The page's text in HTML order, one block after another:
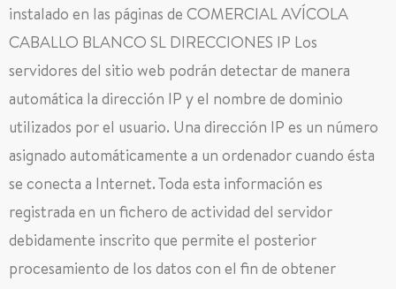
instalado en las páginas de COMERCIAL AVÍCOLA
CABALLO BLANCO SL DIRECCIONES IP Los
servidores del sitio web podrán detectar de manera
automática la dirección IP y el nombre de dominio
utilizados por el usuario. Una dirección IP es un número
asignado automáticamente a un ordenador cuando ésta
se conecta a Internet. Toda esta información es
registrada en un fichero de actividad del servidor
debidamente inscrito que permite el posterior
procesamiento de los datos con el fin de obtener